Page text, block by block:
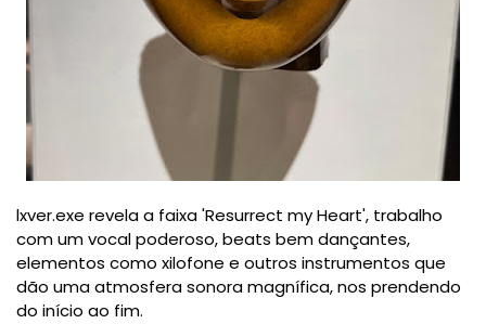
lxver.exe revela a faixa 'Resurrect my Heart', trabalho
com um vocal poderoso, beats bem dançantes,
elementos como xilofone e outros instrumentos que
dão uma atmosfera sonora magnífica, nos prendendo
do início ao fim.